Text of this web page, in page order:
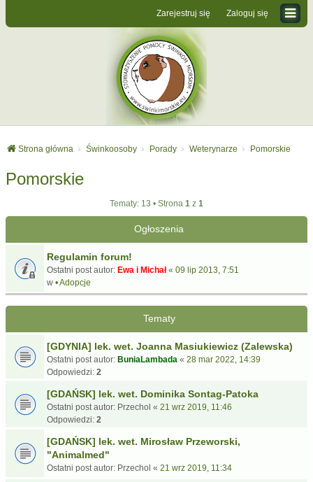
Zaloguj się
Zarejestruj się
Strona główna Świnkoosoby Porady Weterynarze Pomorskie
Pomorskie
Tematy: 13 • Strona 1 z 1
Ogłoszenia
Regulamin forum!
Ostatni post autor: Ewa i Michał« 09 lip 2013, 7:51
w • Adopcje
Tematy
[GDYNIA] lek. wet. Joanna Masiukiewicz (Zalewska)
Ostatni post autor: BuniaLambada « 28 mar 2022, 14:39
Odpowiedzi: 2
[GDAŃSK] lek. wet. Dominika Sontag-Patoka
Ostatni post autor: Przechol « 21 wrz 2019, 11:46
Odpowiedzi: 2
[GDAŃSK] lek. wet. Mirosław Przeworski,
"Animalmed"
Ostatni post autor: Przechol « 21 wrz 2019, 11:34